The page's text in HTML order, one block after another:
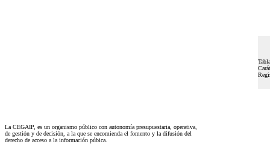
La CEGAIP, es un organismo público con autonomía presupuestaria, operativa,
de gestión y de decisión, a la que se encomienda el fomento y la difusión del
derecho de acceso a la información púbica.